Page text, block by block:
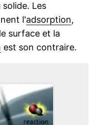
Les
l'adsorption,
surface et la
est son contraire.